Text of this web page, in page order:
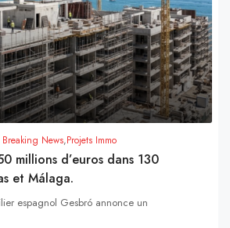
Breaking News,Projets Immo
millions d’euros dans 130
et Málaga.
espagnol Gesbró annonce un